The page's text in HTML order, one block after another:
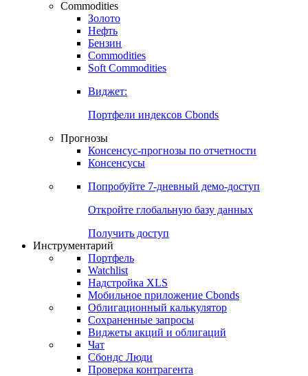
Commodities
Золото
Нефть
Бензин
Commodities
Soft Commodities
Виджет:
Портфели индексов Cbonds
Прогнозы
Консенсус-прогнозы по отчетности
Консенсусы
Попробуйте 7-дневный демо-доступ
Откройте глобальную базу данных
Получить доступ
Инструментарий
Портфель
Watchlist
Надстройка XLS
Мобильное приложение Cbonds
Облигационный калькулятор
Сохраненные запросы
Виджеты акций и облигаций
Чат
Сбондс Люди
Проверка контрагента